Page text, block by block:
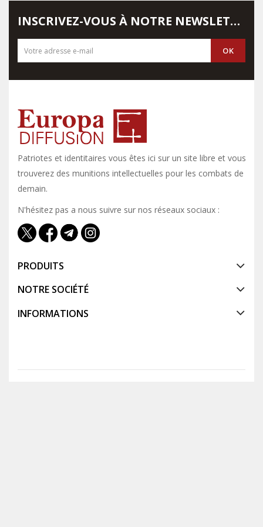
INSCRIVEZ-VOUS À NOTRE NEWSLETTER
Patriotes et identitaires vous êtes ici sur un site libre et vous y
trouverez des munitions intellectuelles pour les combats de
demain.
N'hésitez pas a nous suivre sur nos réseaux sociaux :
PRODUITS
NOTRE SOCIÉTÉ
INFORMATIONS